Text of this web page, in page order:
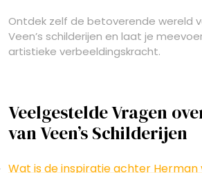
Ontdek zelf de betoverende wereld
Veen’s schilderijen en laat je
artistieke verbeeldingskracht.
Veelgestelde Vragen
van Veen’s Schilderijen
Wat is de inspiratie achter Herman